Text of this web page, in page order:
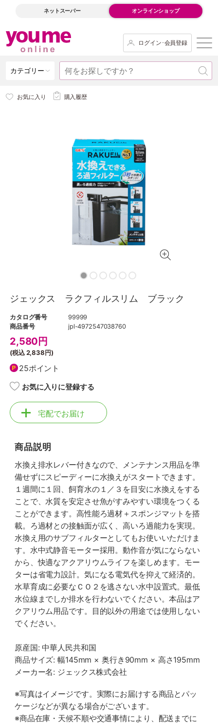
ネットスーパー オンラインショップ
ログイン･会員登録
カテゴリー
お気に入り 購入履歴
ジェックス ラクフィルスリム ブラック
カタログ番号
99999
商品番号
jpl-4972547038760
2,580 円
(税込2,838円)
25ポイント
お気に入りに登録する
宅配でお届け
商品説明
水換え排水レバー付きなので、メンテナンス用品を準
備せずにスピーディーに水換えがスタートできます。
１週間に１回、飼育水の１／３を目安に水換えをする
ことで、水質を安定させ魚がすみやすい環境をつくる
ことができます。高性能ろ過材＋スポンジマットを搭
載。ろ過材との接触面が広く、高いろ過能力を実現。
水換え用のサブフィルターとしてもお使いいただけま
す。水中式静音モーター採用。動作音が気にならない
から、快適なアクアリウムライフを楽しめます。モー
ターは省電力設計。気になる電気代を抑えて経済的。
水草育成に必要なＣＯ２を逃さない水中設置式。最低
水位線までしか排水を行わないでください。本品はア
クアリウム用品です。目的以外の用途では使用しない
でください。
原産国: 中華人民共和国
商品サイズ: 幅145mm × 奥行き90mm × 高さ195mm
メーカー名: ジェックス株式会社
※写真はイメージです。実際にお届けする商品とパッ
ケージなどが異なる場合がございます。
※商品在庫・天候不順や交通事情により、配送までに